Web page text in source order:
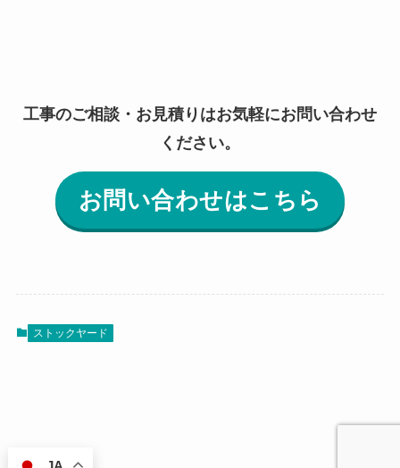
工事のご相談・お見積りはお気軽にお問い合わせ
ください。
お問い合わせはこちら
ストックヤード